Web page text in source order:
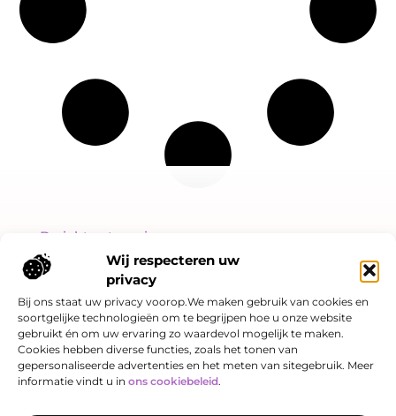
Wij respecteren uw
privacy
Bij ons staat uw privacy voorop.We maken gebruik van cookies en
soortgelijke technologieën om te begrijpen hoe u onze website
gebruikt én om uw ervaring zo waardevol mogelijk te maken.
Cookies hebben diverse functies, zoals het tonen van
gepersonaliseerde advertenties en het meten van sitegebruik. Meer
informatie vindt u in ons cookiebeleid.
Onze informatie
Bericht categorie